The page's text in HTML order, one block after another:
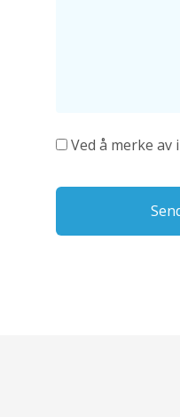
Ved å merke